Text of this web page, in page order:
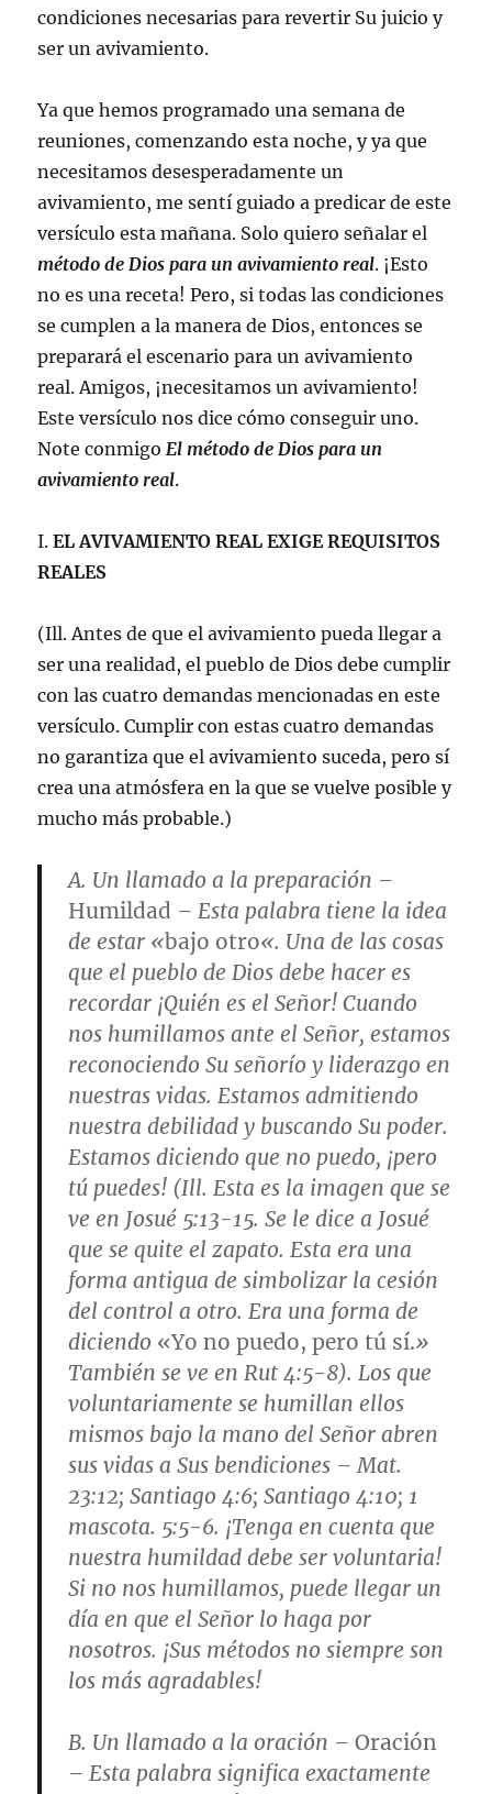
condiciones necesarias para revertir Su juicio y
ser un avivamiento.
Ya que hemos programado una semana de
reuniones, comenzando esta noche, y ya que
necesitamos desesperadamente un
avivamiento, me sentí guiado a predicar de este
versículo esta mañana. Solo quiero señalar el
método de Dios para un avivamiento real. ¡Esto
no es una receta! Pero, si todas las condiciones
se cumplen a la manera de Dios, entonces se
preparará el escenario para un avivamiento
real. Amigos, ¡necesitamos un avivamiento!
Este versículo nos dice cómo conseguir uno.
Note conmigo El método de Dios para un
avivamiento real.
I.EL AVIVAMIENTO REAL EXIGE REQUISITOS
REALES
(Ill. Antes de que el avivamiento pueda llegar a
ser una realidad, el pueblo de Dios debe cumplir
con las cuatro demandas mencionadas en este
versículo. Cumplir con estas cuatro demandas
no garantiza que el avivamiento suceda, pero sí
crea una atmósfera en la que se vuelve posible y
mucho más probable.)
A. Un llamado a la preparación –
Humildad – Esta palabra tiene la idea
de estar «bajo otro«. Una de las cosas
que el pueblo de Dios debe hacer es
recordar ¡Quién es el Señor! Cuando
nos humillamos ante el Señor, estamos
reconociendo Su señorío y liderazgo en
nuestras vidas. Estamos admitiendo
nuestra debilidad y buscando Su poder.
Estamos diciendo que no puedo, ¡pero
tú puedes! (Ill. Esta es la imagen que se
ve en Josué 5:13-15. Se le dice a Josué
que se quite el zapato. Esta era una
forma antigua de simbolizar la cesión
del control a otro. Era una forma de
diciendo «Yo no puedo, pero tú sí.»
También se ve en Rut 4:5-8). Los que
voluntariamente se humillan ellos
mismos bajo la mano del Señor abren
sus vidas a Sus bendiciones – Mat.
23:12; Santiago 4:6; Santiago 4:10; 1
mascota. 5:5-6. ¡Tenga en cuenta que
nuestra humildad debe ser voluntaria!
Si no nos humillamos, puede llegar un
día en que el Señor lo haga por
nosotros. ¡Sus métodos no siempre son
los más agradables!
B. Un llamado a la oración –Oración
– Esta palabra significa exactamente